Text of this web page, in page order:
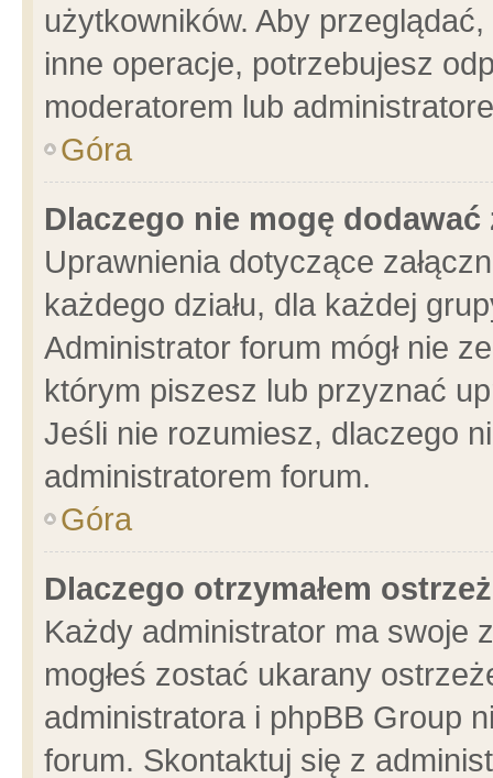
użytkowników. Aby
inne operacje, potrzebujesz
moderatorem lub
Góra
Dlaczego nie mogę dodawać
Uprawnienia dotyczące
każdego działu, dla każdej
Administrator forum mógł nie
którym piszesz lub przyznać
Jeśli nie rozumiesz, dlaczego
administratorem forum.
Góra
Dlaczego otrzymałem
Każdy administrator ma swoje
mogłeś zostać ukarany
administratora i phpBB Group
forum. Skontaktuj się z